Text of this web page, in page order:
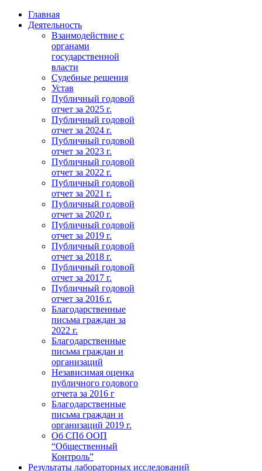
Главная
Деятельность
Взаимодействие с
органами
государственной
власти
Судебные решения
Устав
Публичный годовой
отчет за 2025 г.
Публичный годовой
отчет за 2024 г.
Публичный годовой
отчет за 2023 г.
Публичный годовой
отчет за 2022 г.
Публичный годовой
отчет за 2021 г.
Публичный годовой
отчет за 2020 г.
Публичный годовой
отчет за 2019 г.
Публичный годовой
отчет за 2018 г.
Публичный годовой
отчет за 2017 г.
Публичный годовой
отчет за 2016 г.
Благодарственные
письма граждан за
2022 г.
Благодарственные
письма граждан и
организаций
Независимая оценка
публичного годового
отчета за 2016 г
Благодарственные
письма граждан и
организаций 2019 г.
Об СПб ООП
“Общественный
Контроль”
Результаты лабораторных исследований